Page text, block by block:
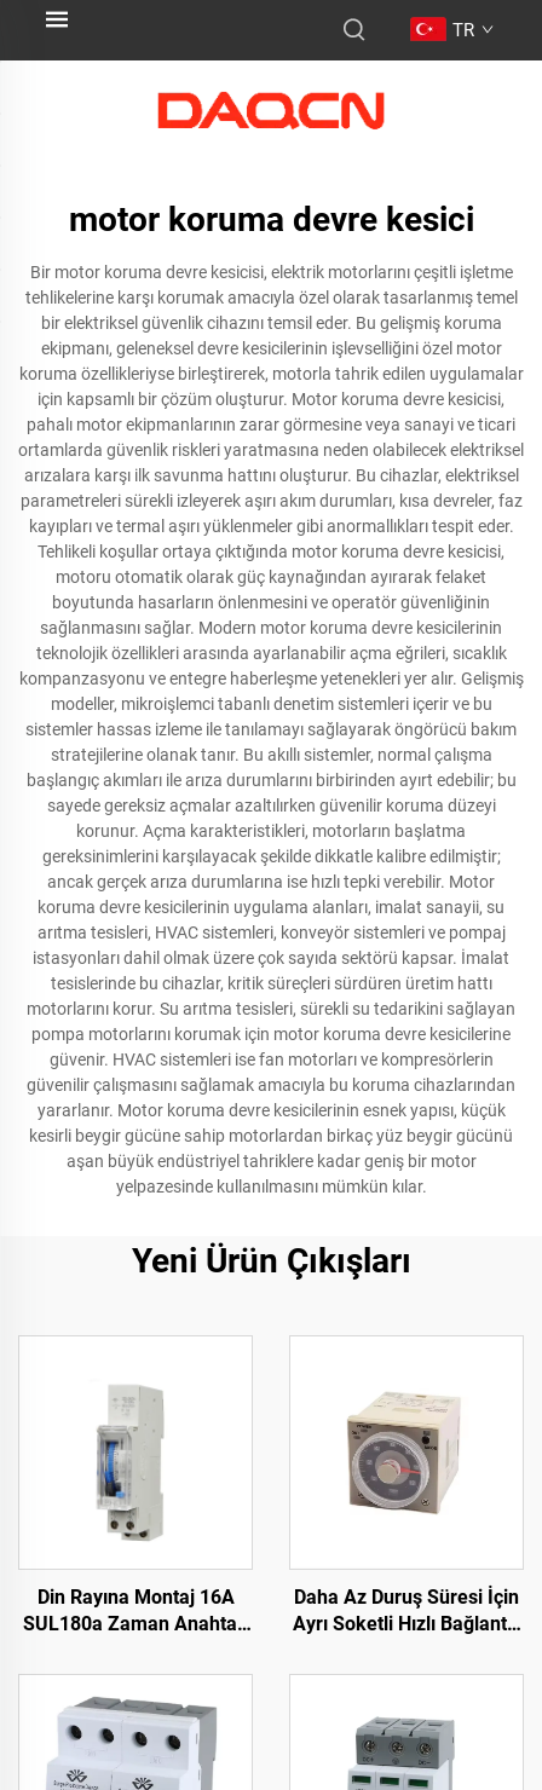
TR
motor koruma devre kesici
Bir motor koruma devre kesicisi, elektrik motorlarını çeşitli işletme
tehlikelerine karşı korumak amacıyla özel olarak tasarlanmış temel
bir elektriksel güvenlik cihazını temsil eder. Bu gelişmiş koruma
ekipmanı, geleneksel devre kesicilerinin işlevselliğini özel motor
koruma özellikleriyse birleştirerek, motorla tahrik edilen uygulamalar
için kapsamlı bir çözüm oluşturur. Motor koruma devre kesicisi,
pahalı motor ekipmanlarının zarar görmesine veya sanayi ve ticari
ortamlarda güvenlik riskleri yaratmasına neden olabilecek elektriksel
arızalara karşı ilk savunma hattını oluşturur. Bu cihazlar, elektriksel
parametreleri sürekli izleyerek aşırı akım durumları, kısa devreler, faz
kayıpları ve termal aşırı yüklenmeler gibi anormallıkları tespit eder.
Tehlikeli koşullar ortaya çıktığında motor koruma devre kesicisi,
motoru otomatik olarak güç kaynağından ayırarak felaket
boyutunda hasarların önlenmesini ve operatör güvenliğinin
sağlanmasını sağlar. Modern motor koruma devre kesicilerinin
teknolojik özellikleri arasında ayarlanabilir açma eğrileri, sıcaklık
kompanzasyonu ve entegre haberleşme yetenekleri yer alır. Gelişmiş
modeller, mikroişlemci tabanlı denetim sistemleri içerir ve bu
sistemler hassas izleme ile tanılamayı sağlayarak öngörücü bakım
stratejilerine olanak tanır. Bu akıllı sistemler, normal çalışma
başlangıç akımları ile arıza durumlarını birbirinden ayırt edebilir; bu
sayede gereksiz açmalar azaltılırken güvenilir koruma düzeyi
korunur. Açma karakteristikleri, motorların başlatma
gereksinimlerini karşılayacak şekilde dikkatle kalibre edilmiştir;
ancak gerçek arıza durumlarına ise hızlı tepki verebilir. Motor
koruma devre kesicilerinin uygulama alanları, imalat sanayii, su
arıtma tesisleri, HVAC sistemleri, konveyör sistemleri ve pompaj
istasyonları dahil olmak üzere çok sayıda sektörü kapsar. İmalat
tesislerinde bu cihazlar, kritik süreçleri sürdüren üretim hattı
motorlarını korur. Su arıtma tesisleri, sürekli su tedarikini sağlayan
pompa motorlarını korumak için motor koruma devre kesicilerine
güvenir. HVAC sistemleri ise fan motorları ve kompresörlerin
güvenilir çalışmasını sağlamak amacıyla bu koruma cihazlarından
yararlanır. Motor koruma devre kesicilerinin esnek yapısı, küçük
kesirli beygir gücüne sahip motorlardan birkaç yüz beygir gücünü
aşan büyük endüstriyel tahriklere kadar geniş bir motor
yelpazesinde kullanılmasını mümkün kılar.
Yeni Ürün Çıkışları
Din Rayına Montaj 16A
SUL180a Zaman Anahtarı
Stokta
Daha Az Duruş Süresi İçin
Ayrı Soketli Hızlı Bağlantılı